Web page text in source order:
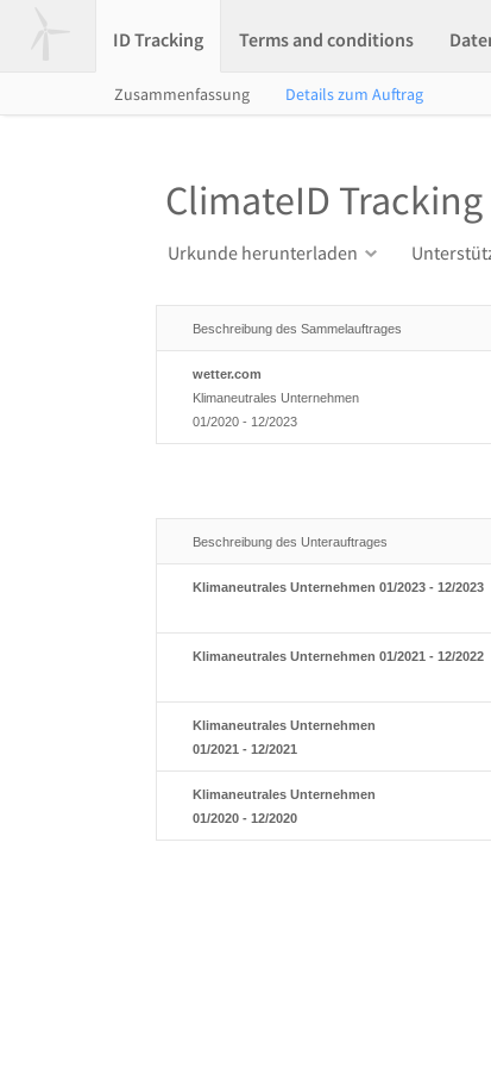
ID Tracking Terms and conditions
Zusammenfassung Details zum Auftrag
ClimateID Tracking
Urkunde herunterladen
Beschreibung des Sammelauftrages
wetter.com
Klimaneutrales Unternehmen
01/2020 - 12/2023
Beschreibung des Unterauftrages
Klimaneutrales Unternehmen 01/2023 - 12/2023
Klimaneutrales Unternehmen 01/2021 - 12/2022
Klimaneutrales Unternehmen
01/2021 - 12/2021
Klimaneutrales Unternehmen
01/2020 - 12/2020